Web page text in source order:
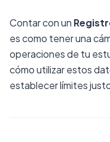
Contar con un
es como tener una
operaciones de tu
cómo utilizar estos
establecer límites